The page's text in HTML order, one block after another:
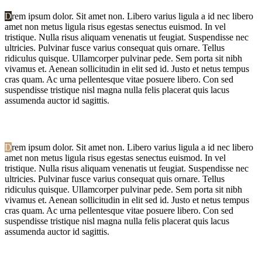
Drem ipsum dolor. Sit amet non. Libero varius ligula a id nec libero
amet non metus ligula risus egestas senectus euismod. In vel
tristique. Nulla risus aliquam venenatis ut feugiat. Suspendisse nec
ultricies. Pulvinar fusce varius consequat quis ornare. Tellus
ridiculus quisque. Ullamcorper pulvinar pede. Sem porta sit nibh
vivamus et. Aenean sollicitudin in elit sed id. Justo et netus tempus
cras quam. Ac urna pellentesque vitae posuere libero. Con sed
suspendisse tristique nisl magna nulla felis placerat quis lacus
assumenda auctor id sagittis.
Drem ipsum dolor. Sit amet non. Libero varius ligula a id nec libero
amet non metus ligula risus egestas senectus euismod. In vel
tristique. Nulla risus aliquam venenatis ut feugiat. Suspendisse nec
ultricies. Pulvinar fusce varius consequat quis ornare. Tellus
ridiculus quisque. Ullamcorper pulvinar pede. Sem porta sit nibh
vivamus et. Aenean sollicitudin in elit sed id. Justo et netus tempus
cras quam. Ac urna pellentesque vitae posuere libero. Con sed
suspendisse tristique nisl magna nulla felis placerat quis lacus
assumenda auctor id sagittis.